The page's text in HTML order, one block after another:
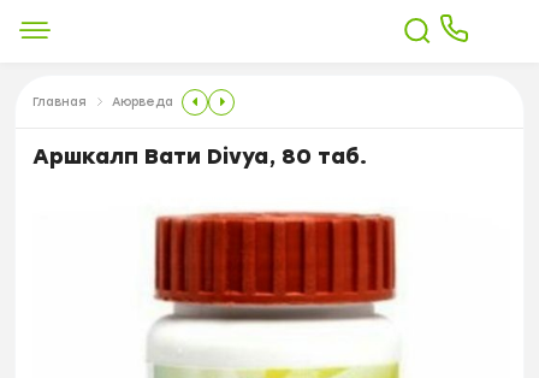
Главная Аюрведа
Аршкалп Вати Divya, 80 таб.